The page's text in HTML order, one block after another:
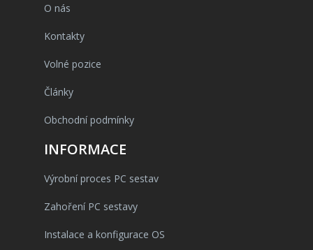
O nás
Kontakty
Volné pozice
Články
Obchodní podmínky
INFORMACE
Výrobní proces PC sestav
Zahoření PC sestavy
Instalace a konfigurace OS